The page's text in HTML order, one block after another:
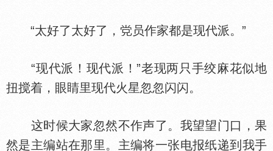
“太好了太好了， 员作家都是现代派。”
“现代派！现代派！”老现两只手绞麻花似地
扭搅着，眼睛里现代火星忽忽闪闪。
这时候大家忽然不作声了。我望望门口，果
然是主编站在那里。主编将一张电报纸递到我手